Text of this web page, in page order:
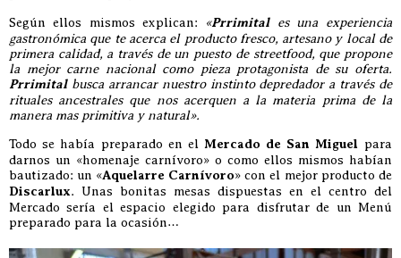
Según ellos mismos explican: «Prrimitales una experiencia
gastronómica que te acerca el producto fresco, artesano y local de
primera calidad, a través de un puesto de streetfood, que propone
la mejor carne nacional como pieza protagonista de su oferta.
Prrimitalbusca arrancar nuestro instinto depredador a través de
rituales ancestrales que nos acerquen a la materia prima de la
manera mas primitiva y natural».
Todo se había preparado en el Mercado de San Miguel para
darnos un «homenaje carnívoro» o como ellos mismos habían
bautizado: un «Aquelarre Carnívoro» con el mejor producto de
Discarlux. Unas bonitas mesas dispuestas en el centro del
Mercado sería el espacio elegido para disfrutar de un Menú
preparado para la ocasión…